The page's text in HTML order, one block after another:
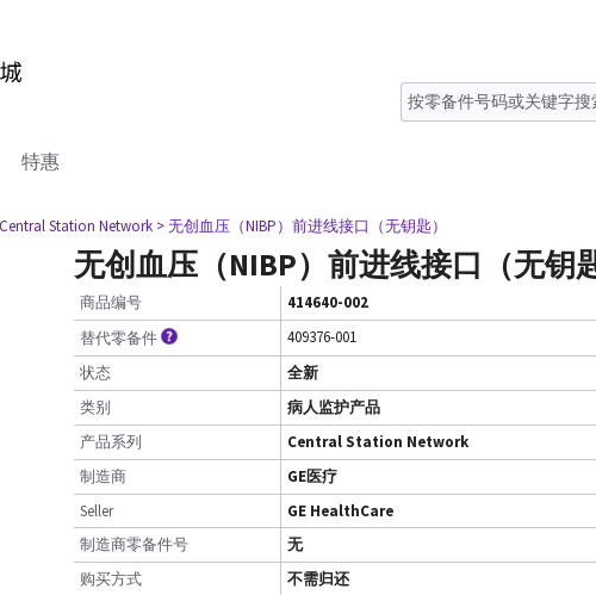
特惠
Station Network > 无创血压（NIBP）前进线接口（无钥匙）
无创血压（NIBP）前进线接口（无钥
商品编号
414640-002
替代零备件
409376-001
状态
全新
类别
病人监护产品
产品系列
Central Station Network
制造商
GE医疗
Seller
GE HealthCare
制造商零备件号
无
购买方式
不需归还